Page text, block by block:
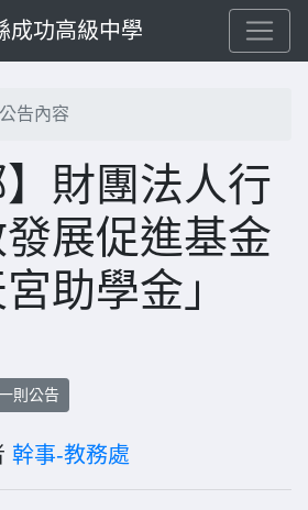
成功高級中學
公告內容
】財團法人行
展促進基金
助學金」
則公告
幹事-教務處